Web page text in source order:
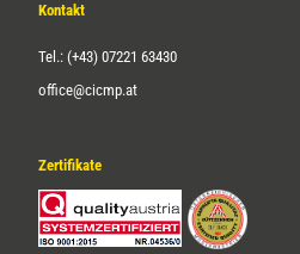
Kontakt
Tel.: (+43) 07221 63430
office@cicmp.at
Zertifikate